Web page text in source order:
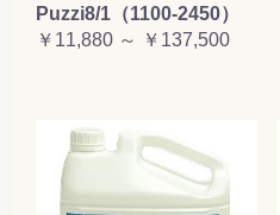
Puzzi8/1（1100-2450）
￥11,880 ～ ￥137,500